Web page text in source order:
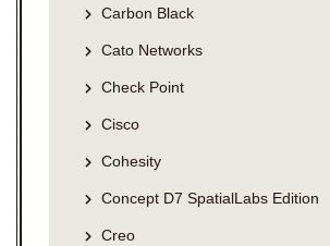
Carbon Black
Cato Networks
Check Point
Cisco
Cohesity
Concept D7 SpatialLabs Edition
Creo